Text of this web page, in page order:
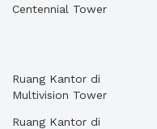
Centennial Tower
Ruang Kantor di
Multivision Tower
Ruang Kantor di